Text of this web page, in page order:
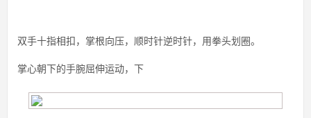
双手十指相扣，掌根向压，顺时针逆时针，用拳头划圈。
掌心朝下的手腕屈伸运动，下